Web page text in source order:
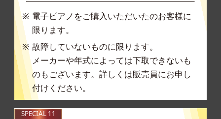
電子ピアノをご購入いただいたのお客様に
限ります。
故障していないものに限ります。
メーカーや年式によっては下取できないも
のもございます。詳しくは販売員にお申し
付けください。
SPECIAL 11